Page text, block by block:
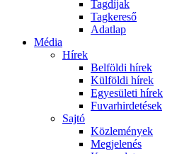
Tagdíjak
Tagkereső
Adatlap
Média
Hírek
Belföldi hírek
Külföldi hírek
Egyesületi hírek
Fuvarhirdetések
Sajtó
Közlemények
Megjelenés